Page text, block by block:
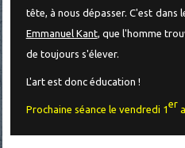
tête, à nous dépasser. C'est
Emmanuel Kant, que l'homme
de toujours s'élever.
L'art est donc éducation !
Prochaine séance le vendredi 1er